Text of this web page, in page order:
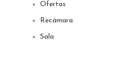
Ofertas
Recámara
Sala